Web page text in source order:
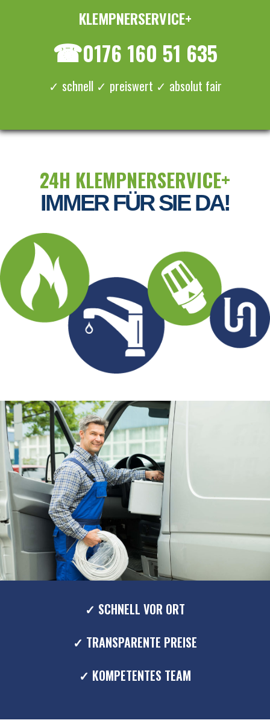
KLEMPNERSERVICE+
☎0176 160 51 635
✓ schnell ✓ preiswert ✓ absolut fair
24H KLEMPNERSERVICE+
IMMER FÜR SIE DA!
✓ SCHNELL VOR ORT
✓ TRANSPARENTE PREISE
✓ KOMPETENTES TEAM